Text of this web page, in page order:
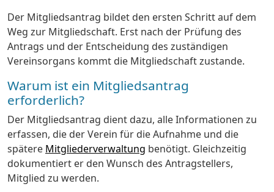
Der Mitgliedsantrag bildet den ersten Schritt auf dem
Weg zur Mitgliedschaft. Erst nach der Prüfung des
Antrags und der Entscheidung des zuständigen
Vereinsorgans kommt die Mitgliedschaft zustande.
Warum ist ein Mitgliedsantrag
erforderlich?
Der Mitgliedsantrag dient dazu, alle Informationen zu
erfassen, die der Verein für die Aufnahme und die
spätere Mitgliederverwaltung benötigt. Gleichzeitig
dokumentiert er den Wunsch des Antragstellers,
Mitglied zu werden.